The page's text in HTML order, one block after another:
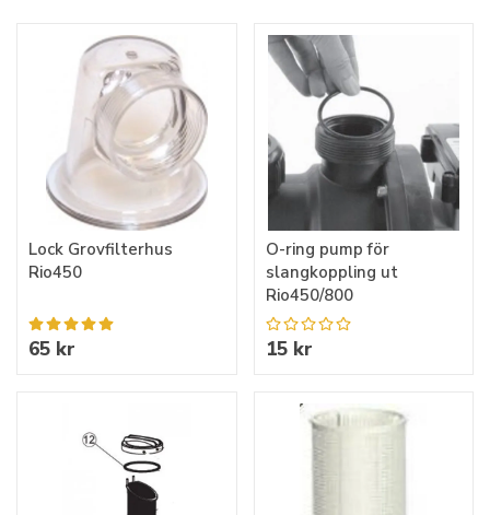
Lock Grovfilterhus
Rio450
65 kr
O-ring pump för
slangkoppling ut
Rio450/800
15 kr